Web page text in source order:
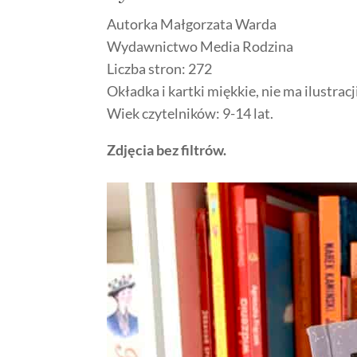
Autorka Małgorzata Warda
Wydawnictwo Media Rodzina
Liczba stron: 272
Okładka i kartki miękkie, nie ma
Wiek czytelników: 9-14 lat.
Zdjęcia bez filtrów.